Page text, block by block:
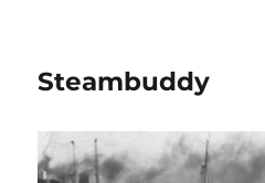
Steambuddy